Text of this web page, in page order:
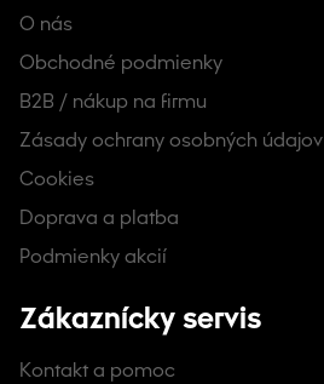
O nás
Obchodné podmienky
B2B / nákup na firmu
Zásady ochrany osobných údajov
Cookies
Doprava a platba
Podmienky akcií
Zákaznícky servis
Kontakt a pomoc